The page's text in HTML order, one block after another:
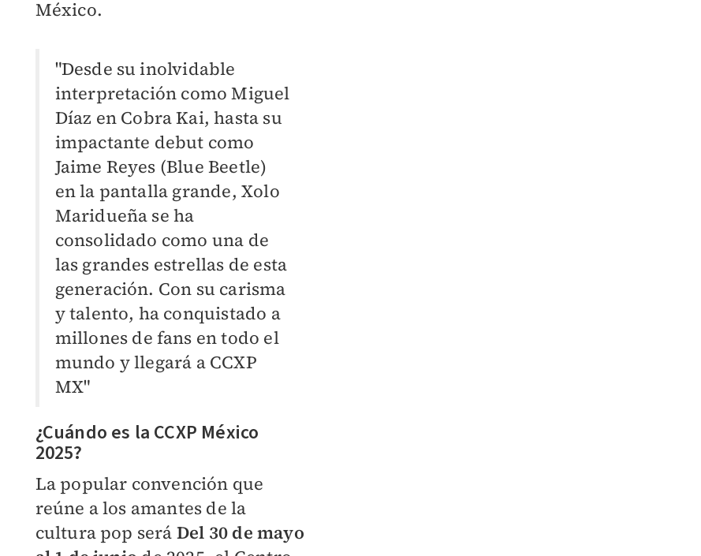
México.
"Desde su inolvidable
interpretación como Miguel
Díaz en Cobra Kai, hasta su
impactante debut como
Jaime Reyes (Blue Beetle)
en la pantalla grande, Xolo
Maridueña se ha
consolidado como una de
las grandes estrellas de esta
generación. Con su carisma
y talento, ha conquistado a
millones de fans en todo el
mundo y llegará a CCXP
MX"
¿Cuándo es la CCXP México
2025?
La popular convención que
reúne a los amantes de la
cultura pop será Del 30 de mayo